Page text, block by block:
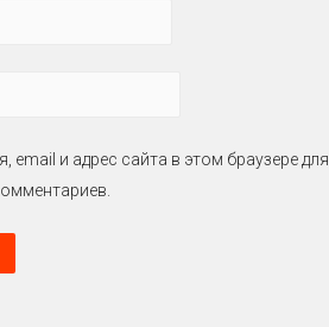
email и адрес сайта в этом браузере для